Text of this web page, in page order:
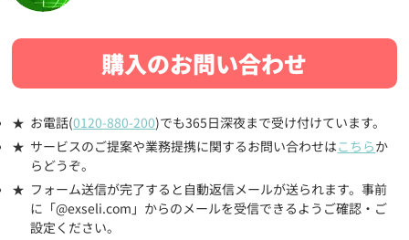
購入のお問い合わせ
お電話(0120-880-200)でも365日深夜まで受け付けています。
サービスのご提案や業務提携に関するお問い合わせはこちらか
らどうぞ。
フォーム送信が完了すると自動返信メールが送られます。事前
に「@exseli.com」からのメールを受信できるようご確認・ご
設定ください。